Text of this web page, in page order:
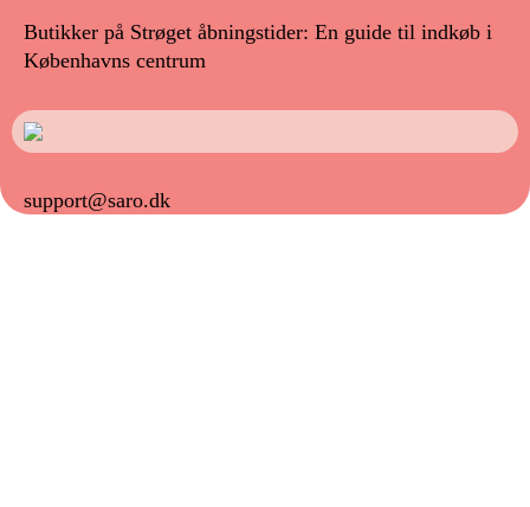
Butikker på Strøget åbningstider: En guide til indkøb i
Københavns centrum
support@saro.dk